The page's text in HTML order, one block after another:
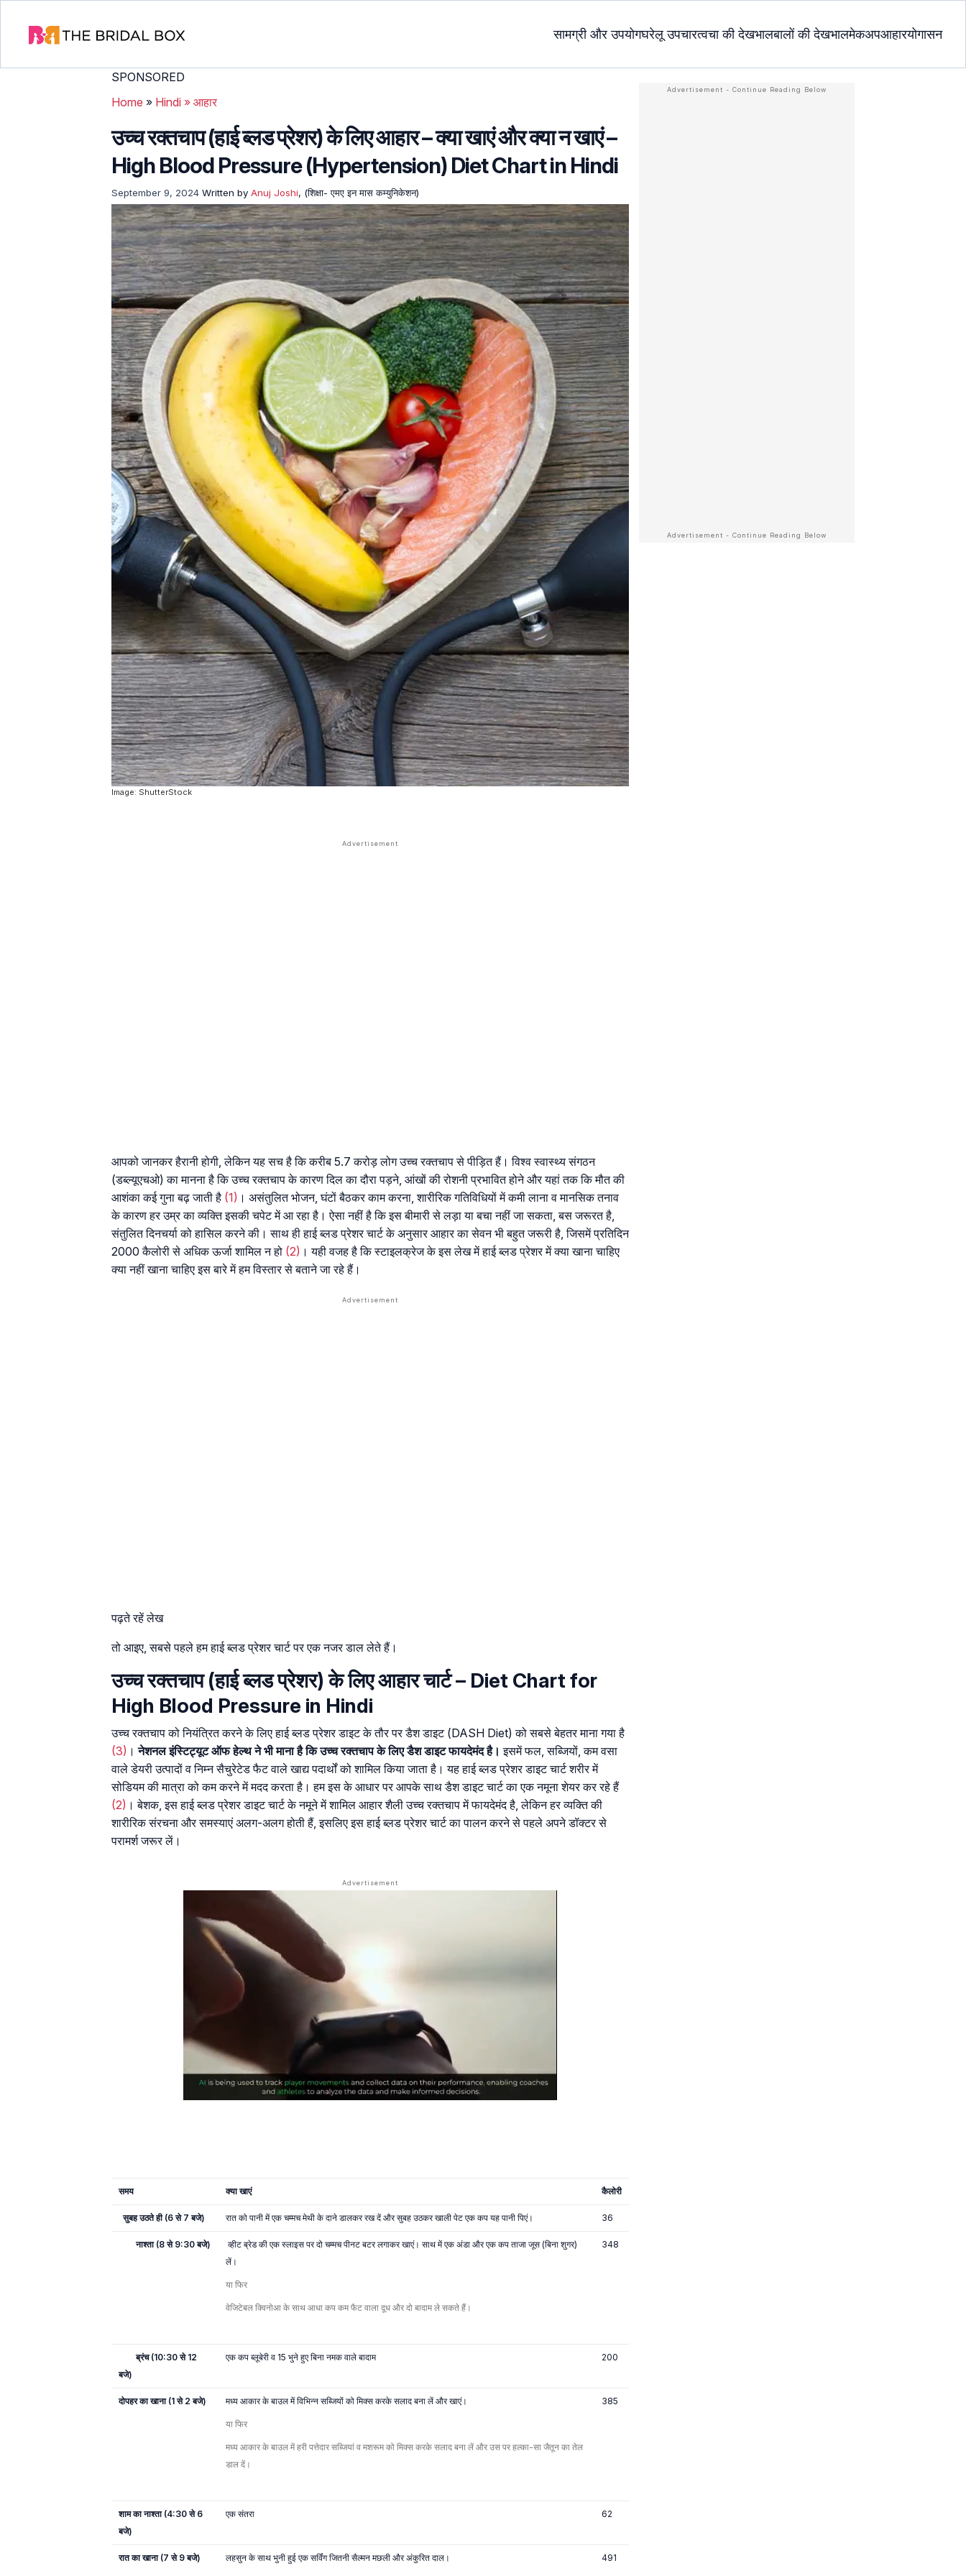
सामग्री और उपयोगघरेलू उपचारत्वचा की देखभालबालों की देखभालमेकअपआहारयोगासन
SPONSORED
Home » Hindi » आहार
उच्च रक्तचाप (हाई ब्लड प्रेशर) के लिए आहार – क्या खाएं और क्या न खाएं –
High Blood Pressure (Hypertension) Diet Chart in Hindi
September 9, 2024 Written by Anuj Joshi, (शिक्षा- एमए इन मास कम्युनिकेशन)
Image: ShutterStock
आपको जानकर हैरानी होगी, लेकिन यह सच है कि करीब 5.7 करोड़ लोग उच्च रक्तचाप से पीड़ित हैं। विश्व स्वास्थ्य संगठन
(डब्ल्यूएचओ) का मानना है कि उच्च रक्तचाप के कारण दिल का दौरा पड़ने, आंखों की रोशनी प्रभावित होने और यहां तक कि मौत की
आशंका कई गुना बढ़ जाती है (1) । असंतुलित भोजन, घंटों बैठकर काम करना, शारीरिक गतिविधियों में कमी लाना व मानसिक तनाव
के कारण हर उम्र का व्यक्ति इसकी चपेट में आ रहा है। ऐसा नहीं है कि इस बीमारी से लड़ा या बचा नहीं जा सकता, बस जरूरत है,
संतुलित दिनचर्या को हासिल करने की। साथ ही हाई ब्लड प्रेशर चार्ट के अनुसार आहार का सेवन भी बहुत जरूरी है, जिसमें प्रतिदिन
2000 कैलोरी से अधिक ऊर्जा शामिल न हो (2) । यही वजह है कि स्टाइलक्रेज के इस लेख में हाई ब्लड प्रेशर में क्या खाना चाहिए
क्या नहीं खाना चाहिए इस बारे में हम विस्तार से बताने जा रहे हैं।
पढ़ते रहें लेख
तो आइए, सबसे पहले हम हाई ब्लड प्रेशर चार्ट पर एक नजर डाल लेते हैं।
उच्च रक्तचाप (हाई ब्लड प्रेशर) के लिए आहार चार्ट – Diet Chart for
High Blood Pressure in Hindi
उच्च रक्तचाप को नियंत्रित करने के लिए हाई ब्लड प्रेशर डाइट के तौर पर डैश डाइट (DASH Diet) को सबसे बेहतर माना गया है
(3) ।नेशनल इंस्टिट्यूट ऑफ हेल्थ ने भी माना है कि उच्च रक्तचाप के लिए डैश डाइट फायदेमंद है। इसमें फल, सब्जियों, कम वसा
वाले डेयरी उत्पादों व निम्न सैचुरेटेड फैट वाले खाद्य पदार्थों को शामिल किया जाता है। यह हाई ब्लड प्रेशर डाइट चार्ट शरीर में
सोडियम की मात्रा को कम करने में मदद करता है। हम इस के आधार पर आपके साथ डैश डाइट चार्ट का एक नमूना शेयर कर रहे हैं
(2) । बेशक, इस हाई ब्लड प्रेशर डाइट चार्ट के नमूने में शामिल आहार शैली उच्च रक्तचाप में फायदेमंद है, लेकिन हर व्यक्ति की
शारीरिक संरचना और समस्याएं अलग-अलग होती हैं, इसलिए इस हाई ब्लड प्रेशर चार्ट का पालन करने से पहले अपने डॉक्टर से
परामर्श जरूर लें।
समय क्या खाएं कैलोरी
सुबह उठते ही (6 से 7 बजे) रात को पानी में एक चम्मच मेथी के दाने डालकर रख दें और सुबह उठकर खाली पेट एक कप यह पानी पिएं। 36
नाश्ता (8 से 9:30 बजे)
व्हीट ब्रेड की एक स्लाइस पर दो चम्मच पीनट बटर लगाकर खाएं। साथ में एक अंडा और एक कप ताजा जूस (बिना शुगर)
लें।
या फिर
वेजिटेबल क्विनोआ के साथ आधा कप कम फैट वाला दूध और दो बादाम ले सकते हैं।
348
ब्रंच (10:30 से 12
बजे)
एक कप ब्लूबेरी व 15 भुने हुए बिना नमक वाले बादाम 200
दोपहर का खाना (1 से 2 बजे) मध्य आकार के बाउल में विभिन्न सब्जियों को मिक्स करके सलाद बना लें और खाएं।
या फिर
मध्य आकार के बाउल में हरी पत्तेदार सब्जियां व मशरूम को मिक्स करके सलाद बना लें और उस पर हल्का-सा जैतून का तेल
डाल दें।
385
शाम का नाश्ता (4:30 से 6
बजे)
एक संतरा 62
रात का खाना (7 से 9 बजे) लहसुन के साथ भुनी हुई एक सर्विंग जितनी सैल्मन मछली और अंकुरित दाल। 491